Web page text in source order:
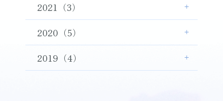
2021（3）
2020（5）
2019（4）